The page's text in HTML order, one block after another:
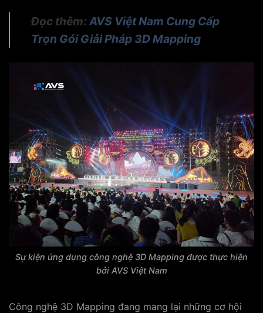
Đọc thêm: AVS Việt Nam Cung Cấp
Trọn Gói Giải Pháp 3D Mapping
Sự kiện ứng dụng công nghệ 3D Mapping được thực hiện
bởi AVS Việt Nam
Công nghệ 3D Mapping đang mang lại những cơ hội